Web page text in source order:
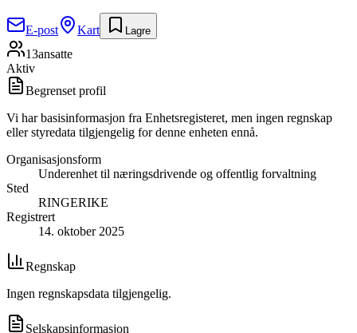
E-post Kart Lagre
13ansatte
Aktiv
Begrenset profil
Vi har basisinformasjon fra Enhetsregisteret, men ingen regnskap
eller styredata tilgjengelig for denne enheten ennå.
Organisasjonsform
Underenhet til næringsdrivende og offentlig forvaltning
Sted
RINGERIKE
Registrert
14. oktober 2025
Regnskap
Ingen regnskapsdata tilgjengelig.
Selskapsinformasjon